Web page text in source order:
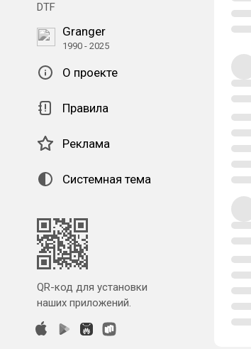
DTF
Granger
1990 - 2025
О проекте
Правила
Реклама
Системная тема
QR-код для установки
наших приложений.